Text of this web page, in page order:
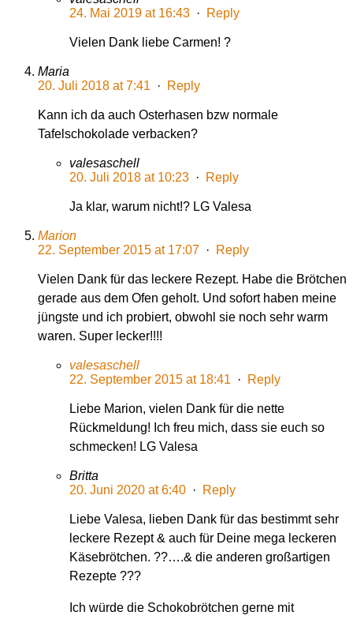
24. Mai 2019 at 16:43 · Reply
Vielen Dank liebe Carmen! ?
Maria
20. Juli 2018 at 7:41 · Reply
Kann ich da auch Osterhasen bzw normale
Tafelschokolade verbacken?
valesaschell
20. Juli 2018 at 10:23 · Reply
Ja klar, warum nicht!? LG Valesa
Marion
22. September 2015 at 17:07 · Reply
Vielen Dank für das leckere Rezept. Habe die Brötchen
gerade aus dem Ofen geholt. Und sofort haben meine
jüngste und ich probiert, obwohl sie noch sehr warm
waren. Super lecker!!!!
valesaschell
22. September 2015 at 18:41 · Reply
Liebe Marion, vielen Dank für die nette
Rückmeldung! Ich freu mich, dass sie euch so
schmecken! LG Valesa
Britta
20. Juni 2020 at 6:40 · Reply
Liebe Valesa, lieben Dank für das bestimmt sehr
leckere Rezept & auch für Deine mega leckeren
Käsebrötchen. ??….& die anderen großartigen
Rezepte ???
Ich würde die Schokobrötchen gerne mit